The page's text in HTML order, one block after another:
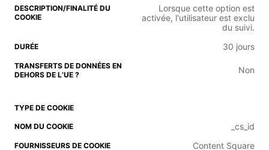
Lorsque cette option est
activée, l'utilisateur est exclu
du suivi.
30 jours
Non
_cs_id
Content Square